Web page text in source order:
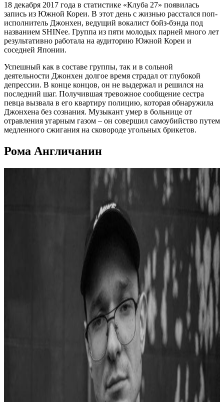
18 декабря 2017 года в статистике «Клуба 27» появилась
запись из Южной Кореи. В этот день с жизнью расстался поп-
исполнитель Джонхен, ведущий вокалист бойз-бэнда под
названием SHINee. Группа из пяти молодых парней много лет
результативно работала на аудиторию Южной Кореи и
соседней Японии.
Успешный как в составе группы, так и в сольной
деятельности Джонхен долгое время страдал от глубокой
депрессии. В конце концов, он не выдержал и решился на
последний шаг. Получившая тревожное сообщение сестра
певца вызвала в его квартиру полицию, которая обнаружила
Джонхена без сознания. Музыкант умер в больнице от
отравления угарным газом – он совершил самоубийство путем
медленного сжигания на сковороде угольных брикетов.
Рома Англичанин